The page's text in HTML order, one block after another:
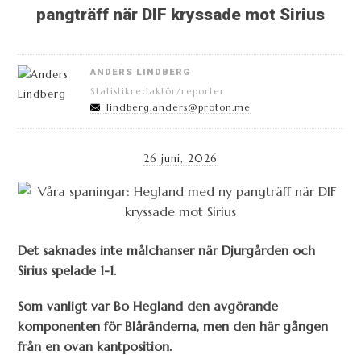
pangträff när DIF kryssade mot Sirius
ANDERS LINDBERG
Statistikredaktör/reporter
lindberg.anders@proton.me
26 juni, 2026
Det saknades inte målchanser när Djurgården och
Sirius spelade 1-1.
Som vanligt var Bo Hegland den avgörande
komponenten för Blåränderna, men den här gången
från en ovan kantposition.